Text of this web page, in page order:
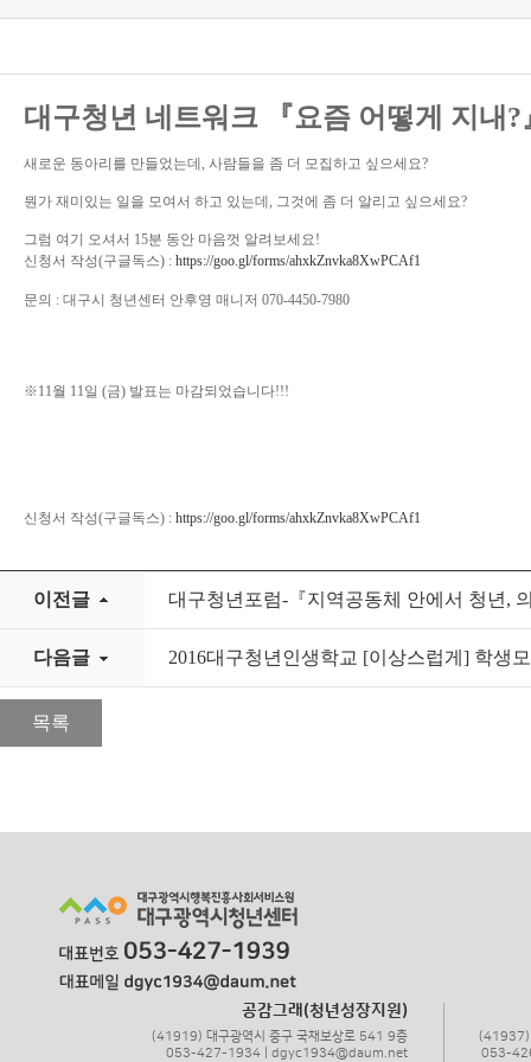
대구청년 네트워크 『요즘 어떻게 지내
새로운 동아리를 만들었는데, 사람들을 좀 더 모집하고 싶으세요?
뭔가 재미있는 일을 모여서 하고 있는데, 그것에 좀 더 알리고 싶으세요?
그럼 여기 오셔서 15분 동안 마음껏 알려보세요!
신청서 작성(구글독스) : https://goo.gl/forms/ahxkZnvka8XwPCAf1
문의 : 대구시 청년센터 안후영 매니저 070-4450-7980
※11월 11일 (금) 발표는 마감되었습니다!!!
신청서 작성(구글독스) : https://goo.gl/forms/ahxkZnvka8XwPCAf1
이전글 대구청년포럼-『지역공동체 안에서 청년,
다음글 2016대구청년인생학교 [이상스럽게] 학생
목록
공감그래(청년성장지원)
(41919) 대구광역시 중구 국채보상로 541 9층
053-427-1934 | dgyc1934@daum.net
(41937)
053-